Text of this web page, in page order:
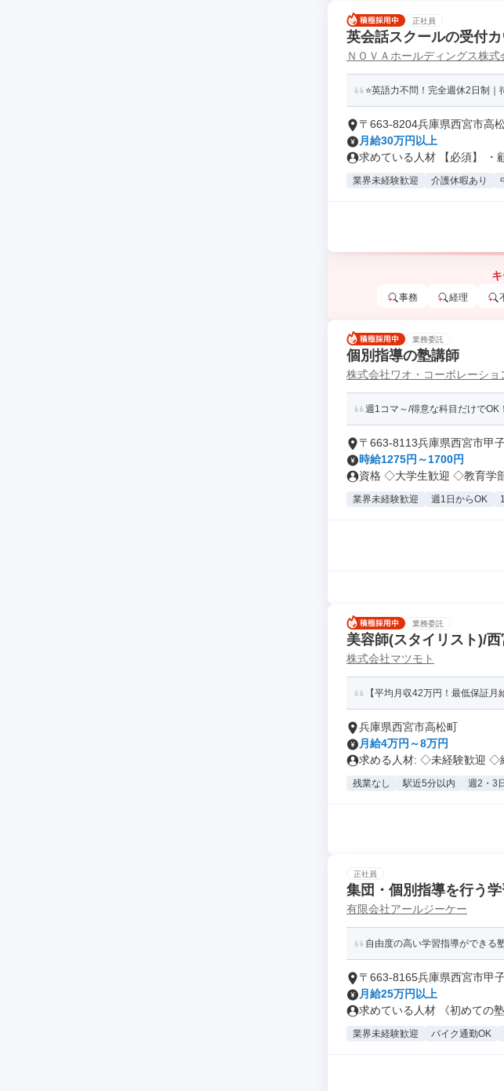
正社員
英会話スクールの受付
ＮＯＶＡホールディングス株式
⭐英語力不問！完全週休2日制
〒663-8204兵庫県西宮市高
月給30万円以上
求めている人材 【必須】 ・
業界未経験歓迎 介護休暇あり
事務 経理
業務委託
個別指導の塾講師
株式会社ワオ・コーポレーショ
週1コマ～/得意な科目だけで
〒663-8113兵庫県西宮市甲
時給1275円～1700円
資格 ◇大学生歓迎 ◇教育学
業界未経験歓迎 週1日からOK
業務委託
美容師(スタイリスト)/
株式会社マツモト
【平均月収42万円！最低保証
兵庫県西宮市高松町
月給4万円～8万円
求める人材: ◇未経験歓迎 ◇
残業なし 駅近5分以内 週2・3
正社員
集団・個別指導を行う
有限会社アールジーケー
自由度の高い学習指導ができる
〒663-8165兵庫県西宮市甲
月給25万円以上
求めている人材 《初めての
業界未経験歓迎 バイク通勤OK